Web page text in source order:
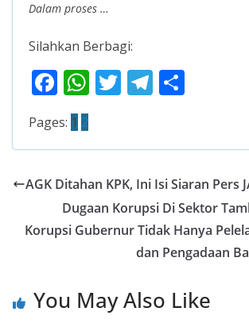
Dalam proses …
Silahkan Berbagi:
F
ac
e
b
o
o
k
W
s
A
p
p
T
er
T
gr
a
m
e
Pages: 1 2
AGK Ditahan KPK, Ini Isi Siaran Pers
Dugaan Korupsi Di Sektor
Korupsi Gubernur Tidak Hanya
dan Pengadaan
You May Also Like